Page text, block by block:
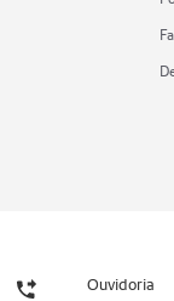
Ouvidoria